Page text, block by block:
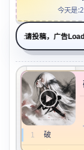
今天是
广告Loading... 📢：
1 破